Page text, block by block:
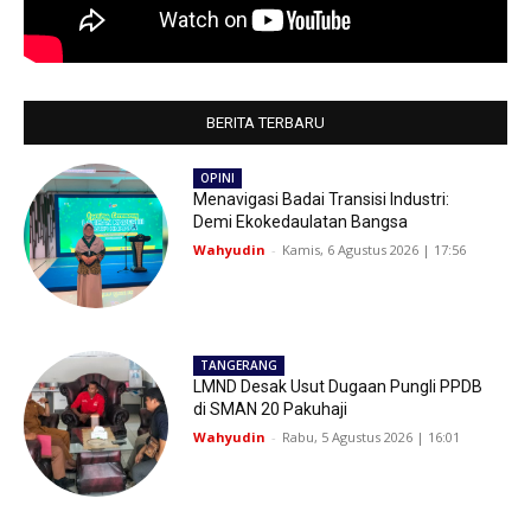
BERITA TERBARU
OPINI
Menavigasi Badai Transisi Industri:
Demi Ekokedaulatan Bangsa
Wahyudin - Kamis, 6 Agustus 2026 | 17:56
TANGERANG
LMND Desak Usut Dugaan Pungli PPDB
di SMAN 20 Pakuhaji
Wahyudin - Rabu, 5 Agustus 2026 | 16:01